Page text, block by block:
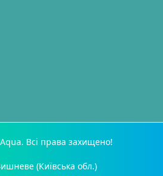
Всі права захищено!
(Київська обл.)